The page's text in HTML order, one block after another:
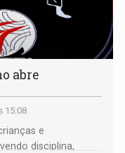
abre
15:08
e
disciplina,